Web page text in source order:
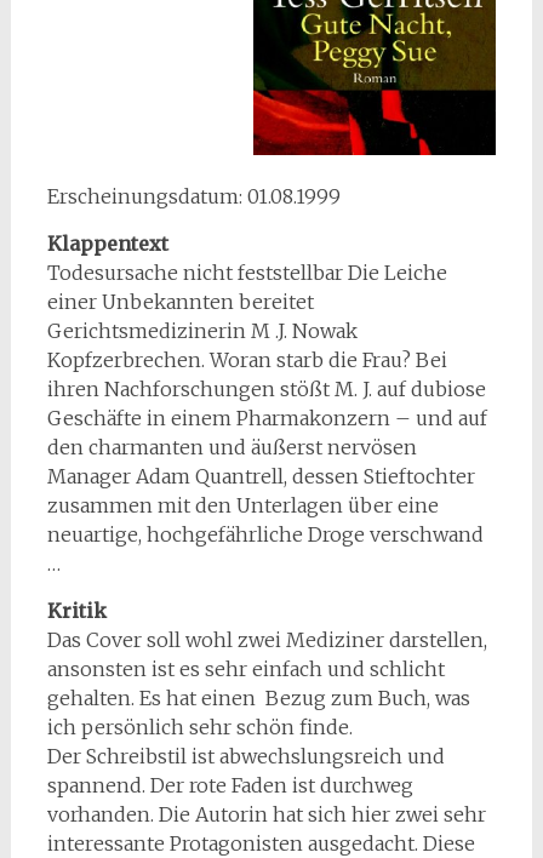
Erscheinungsdatum: 01.08.1999
Klappentext
Todesursache nicht feststellbar Die Leiche
einer Unbekannten bereitet
Gerichtsmedizinerin M .J. Nowak
Kopfzerbrechen. Woran starb die Frau? Bei
ihren Nachforschungen stößt M. J. auf dubiose
Geschäfte in einem Pharmakonzern – und auf
den charmanten und äußerst nervösen
Manager Adam Quantrell, dessen Stieftochter
zusammen mit den Unterlagen über eine
neuartige, hochgefährliche Droge verschwand
…
Kritik
Das Cover soll wohl zwei Mediziner darstellen,
ansonsten ist es sehr einfach und schlicht
gehalten. Es hat einen Bezug zum Buch, was
ich persönlich sehr schön finde.
Der Schreibstil ist abwechslungsreich und
spannend. Der rote Faden ist durchweg
vorhanden. Die Autorin hat sich hier zwei sehr
interessante Protagonisten ausgedacht. Diese